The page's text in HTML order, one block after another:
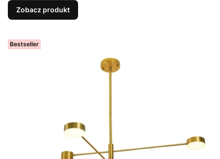
Zobacz produkt
Bestseller